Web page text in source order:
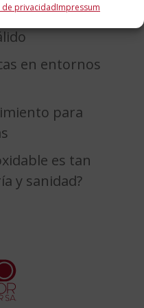
de privacidadImpressum
en entornos
para
es tan
y sanidad?